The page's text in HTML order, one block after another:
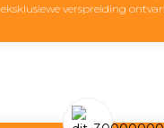
eksklusiewe verspreiding